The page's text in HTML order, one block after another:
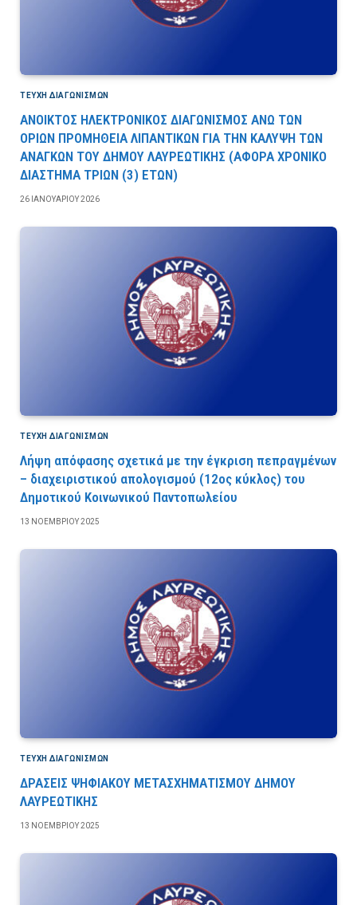
ΤΕΎΧΗ ΔΙΑΓΩΝΙΣΜΏΝ
ΑΝΟΙΚΤΟΣ ΗΛΕΚΤΡΟΝΙΚΟΣ ΔΙΑΓΩΝΙΣΜΟΣ ΑΝΩ ΤΩΝ
ΟΡΙΩΝ ΠΡΟΜΗΘΕΙΑ ΛΙΠΑΝΤΙΚΩΝ ΓΙΑ ΤΗΝ ΚΑΛΥΨΗ ΤΩΝ
ΑΝΑΓΚΩΝ ΤΟΥ ΔΗΜΟΥ ΛΑΥΡΕΩΤΙΚΗΣ (ΑΦΟΡΑ ΧΡΟΝΙΚΟ
ΔΙΑΣΤΗΜΑ ΤΡΙΩΝ (3) ΕΤΩΝ)
26 ΙΑΝΟΥΑΡΊΟΥ 2026
ΤΕΎΧΗ ΔΙΑΓΩΝΙΣΜΏΝ
Λήψη απόφασης σχετικά με την έγκριση πεπραγμένων
– διαχειριστικού απολογισμού (12ος κύκλος) του
Δημοτικού Κοινωνικού Παντοπωλείου
13 ΝΟΕΜΒΡΊΟΥ 2025
ΤΕΎΧΗ ΔΙΑΓΩΝΙΣΜΏΝ
ΔΡΑΣΕΙΣ ΨΗΦΙΑΚΟΥ ΜΕΤΑΣΧΗΜΑΤΙΣΜΟΥ ΔΗΜΟΥ
ΛΑΥΡΕΩΤΙΚΗΣ
13 ΝΟΕΜΒΡΊΟΥ 2025